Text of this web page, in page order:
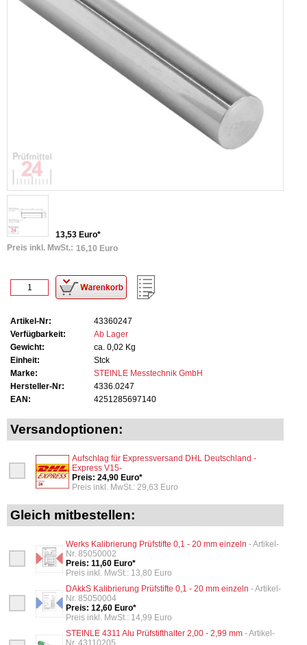
13,53 Euro*
Preis inkl. MwSt.: 16,10 Euro
Artikel-Nr:
43360247
Verfügbarkeit:
Ab Lager
Gewicht:
ca. 0,02 Kg
Einheit:
Stck
Marke:
STEINLE Messtechnik GmbH
Hersteller-Nr:
4336.0247
EAN:
4251285697140
Versandoptionen:
Aufschlag für Expressversand DHL Deutschland -
Express V15-
Preis: 24,90 Euro*
Preis inkl. MwSt.: 29,63 Euro
Gleich mitbestellen:
Werks Kalibrierung Prüfstifte 0,1 - 20 mm einzeln - Artikel-
Nr. 85050002
Preis: 11,60 Euro*
Preis inkl. MwSt.: 13,80 Euro
DAkkS Kalibrierung Prüfstifte 0,1 - 20 mm einzeln - Artikel-
Nr. 85050004
Preis: 12,60 Euro*
Preis inkl. MwSt.: 14,99 Euro
STEINLE 4311 Alu Prüfstifthalter 2,00 - 2,99 mm - Artikel-
Nr. 43110205